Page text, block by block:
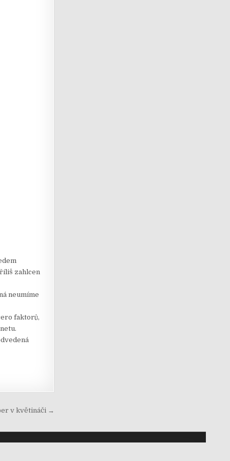
zahlcen
neumíme
faktorů,
v květináči →